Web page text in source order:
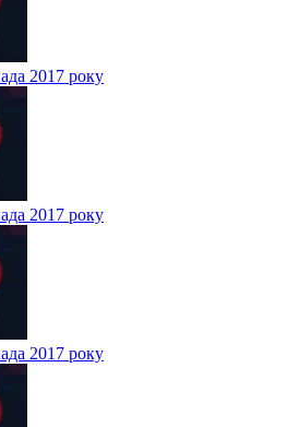
2017 року
2017 року
2017 року